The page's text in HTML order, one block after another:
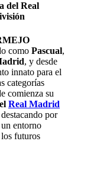
del Real
como Pascual,
, y desde
innato para el
categorías
comienza su
Real Madrid
por
entorno
futuros